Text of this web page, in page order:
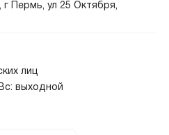
Пермь, ул 25 Октября,
лиц
выходной